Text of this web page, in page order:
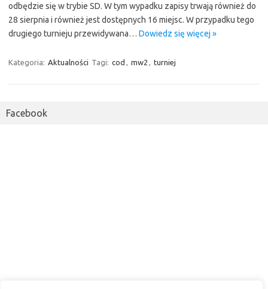
odbędzie się w trybie SD. W tym wypadku zapisy trwają również do
28 sierpnia i również jest dostępnych 16 miejsc. W przypadku tego
drugiego turnieju przewidywana… Dowiedz się więcej »
Kategoria: Aktualności Tagi: cod mw2 turniej
Facebook